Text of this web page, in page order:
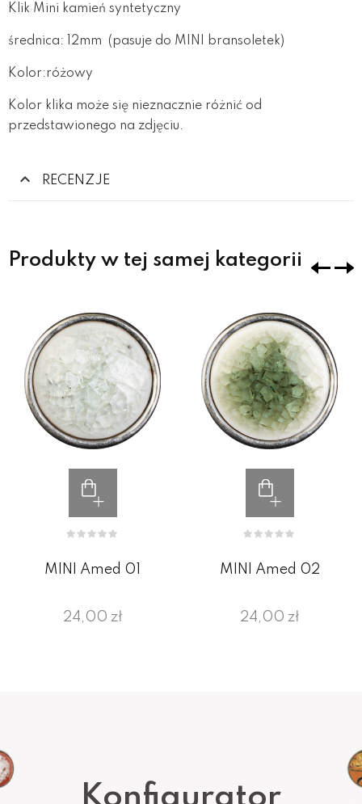
Klik Mini kamień syntetyczny
średnica: 12mm (pasuje do MINI bransoletek)
Kolor:różowy
Kolor klika może się nieznacznie różnić od
przedstawionego na zdjęciu.
RECENZJE
Produkty w tej samej kategorii
MINI Amed 01
24,00 zł
MINI Amed 02
24,00 zł